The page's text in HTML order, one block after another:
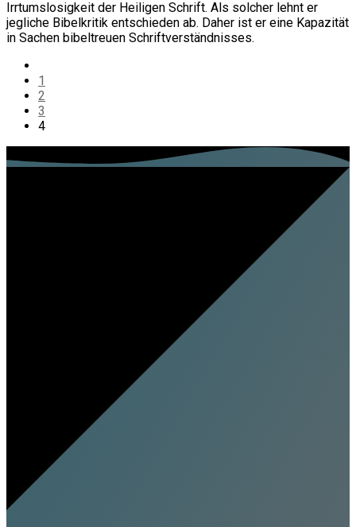
Irrtumslosigkeit der Heiligen Schrift. Als solcher lehnt er
jegliche Bibelkritik entschieden ab. Daher ist er eine Kapazität
in Sachen bibeltreuen Schriftverständnisses.
1
2
3
4